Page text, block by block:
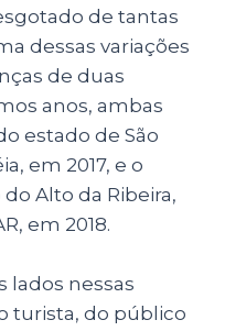
de tantas
dessas variações
de duas
anos, ambas
estado de São
em 2017, e o
Alto da Ribeira,
em 2018.
lados nessas
turista, do público